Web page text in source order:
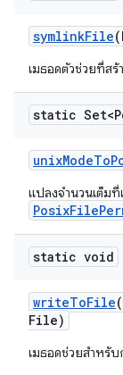
symlinkFile
เมธอดตัวช่วยที่ส
static
unixModeTo
แปลงจำนวนเต็ม
static void
writeToFile
File)
เมธอดช่วยสำหรับ